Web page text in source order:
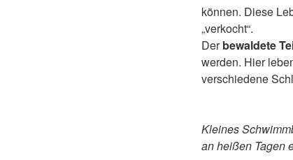
können. Diese
„verkocht“.
Derbewaldete
werden. Hier
verschiedene
Kleines
an heißen Tagen